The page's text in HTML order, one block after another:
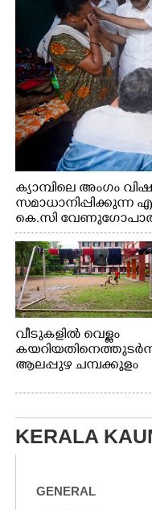
റെജി ചെറിയാൻ
ക്യാമ്പിലെ അംഗം
സമാധാനിപ്പിക്കുന്ന
കെ.സി
എക്സൈസ് വകുപ്പ്
വീടുകളിൽ വെള്ളം
ആലപ്പുഴ ചമ്പക്കുളം
പോരൂക്കര സെൻട്രൽ
ക്യാമ്പിലെത്തിയവർ
വസ്ത്രങ്ങൾ
ഉണക്കാനിട്ടിരിക്കുന്ന
ഫുട്ബോൾ കളികളിൽ
KERALA
GENERAL